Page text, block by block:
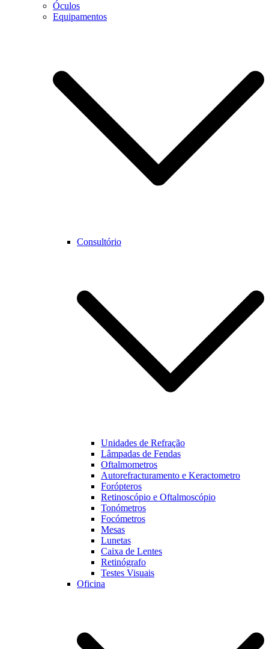
Óculos
Equipamentos
Consultório
Unidades de Refração
Lâmpadas de Fendas
Oftalmometros
Autorefracturamento e Keractometro
Forópteros
Retinoscópio e Oftalmoscópio
Tonómetros
Focómetros
Mesas
Lunetas
Caixa de Lentes
Retinógrafo
Testes Visuais
Oficina